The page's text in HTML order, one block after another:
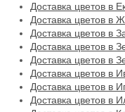
Доставка цветов в
Доставка цветов в
Доставка цветов в
Доставка цветов в
Доставка цветов в
Доставка цветов в
Доставка цветов в
Доставка цветов в